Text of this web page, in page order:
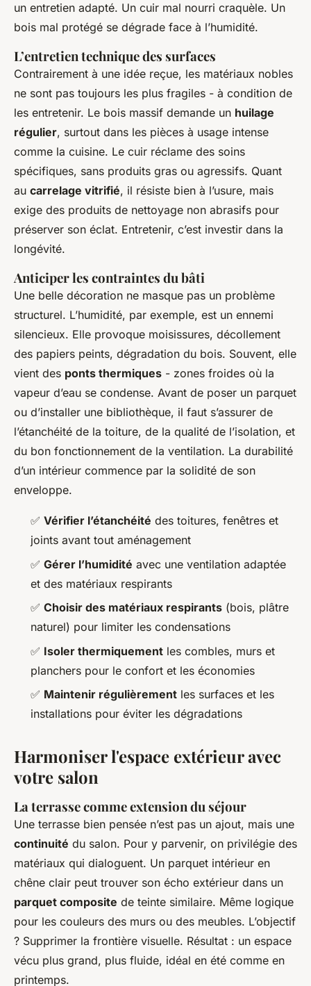
un entretien adapté. Un cuir mal nourri craquèle. Un
bois mal protégé se dégrade face à l’humidité.
L’entretien technique des surfaces
Contrairement à une idée reçue, les matériaux nobles
ne sont pas toujours les plus fragiles - à condition de
les entretenir. Le bois massif demande un huilage
régulier, surtout dans les pièces à usage intense
comme la cuisine. Le cuir réclame des soins
spécifiques, sans produits gras ou agressifs. Quant
au carrelage vitrifié, il résiste bien à l’usure, mais
exige des produits de nettoyage non abrasifs pour
préserver son éclat. Entretenir, c’est investir dans la
longévité.
Anticiper les contraintes du bâti
Une belle décoration ne masque pas un problème
structurel. L’humidité, par exemple, est un ennemi
silencieux. Elle provoque moisissures, décollement
des papiers peints, dégradation du bois. Souvent, elle
vient des ponts thermiques - zones froides où la
vapeur d’eau se condense. Avant de poser un parquet
ou d’installer une bibliothèque, il faut s’assurer de
l’étanchéité de la toiture, de la qualité de l’isolation, et
du bon fonctionnement de la ventilation. La durabilité
d’un intérieur commence par la solidité de son
enveloppe.
✅ Vérifier l’étanchéité des toitures, fenêtres et
joints avant tout aménagement
✅ Gérer l’humidité avec une ventilation adaptée
et des matériaux respirants
✅ Choisir des matériaux respirants (bois, plâtre
naturel) pour limiter les condensations
✅ Isoler thermiquement les combles, murs et
planchers pour le confort et les économies
✅ Maintenir régulièrement les surfaces et les
installations pour éviter les dégradations
Harmoniser l'espace extérieur avec
votre salon
La terrasse comme extension du séjour
Une terrasse bien pensée n’est pas un ajout, mais une
continuité du salon. Pour y parvenir, on privilégie des
matériaux qui dialoguent. Un parquet intérieur en
chêne clair peut trouver son écho extérieur dans un
parquet composite de teinte similaire. Même logique
pour les couleurs des murs ou des meubles. L’objectif
? Supprimer la frontière visuelle. Résultat : un espace
vécu plus grand, plus fluide, idéal en été comme en
printemps.